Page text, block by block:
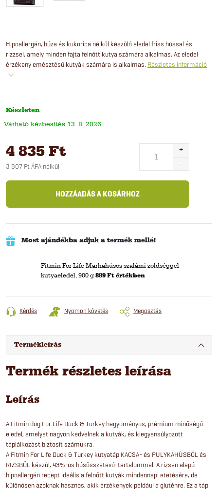
Hipoallergén, búza és kukorica nélkül készülő eledel friss hússal és
rizzsel, amely minden fajta felnőtt kutya számára alkalmas. Az eledel
érzékeny emésztésű kutyák számára is alkalmas. Részletes információ
Készleten
13. 8. 2026
4 835 Ft
3 807 Ft ÁFA nélkül
HOZZÁADÁS A KOSÁRHOZ
Most ajándékba adjuk a termék mellé!
Fitmin For Life Marhahúsos szalámi zöldséggel
kutyaeledel, 900 g 889 Ft értékben
Kérdés Nyomon követés Megosztás
Termékleírás
Termék részletes leírása
Leírás
A Fitmin dog For Life Duck & Turkey hagyományos, prémium minőségű
eledel, amelyet nagyon kedvelnek a kutyák, és kiegyensúlyozott
táplálkozást biztosít számukra.
A Fitmin For Life Duck & Turkey kutyatáp KACSA- és PULYKAHÚSBÓL és
RIZSBŐL készül, 43%-os húsösszetevő-tartalommal. A rizsen alapú
hipoallergén recept ideális a felnőtt kutyák mindennapi etetésére, de
különösen azoknak hasznos, akik érzékenyek például a gluténre. Ez a táp